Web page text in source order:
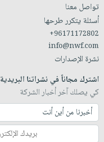
تواصل معنا
أسئلة يتكرر طرحها
+96171172802
info@nwf.com
نشرة الإصدارات
اشترك مجاناً في نشراتنا البريدية
كي يصلك آخر أخبار الشركة